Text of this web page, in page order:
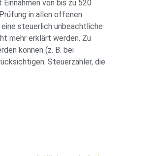
von bis zu 520
in allen offenen
steuerlich unbeachtliche
mehr erklärt werden. Zu
können (z. B. bei
Steuerzahler, die